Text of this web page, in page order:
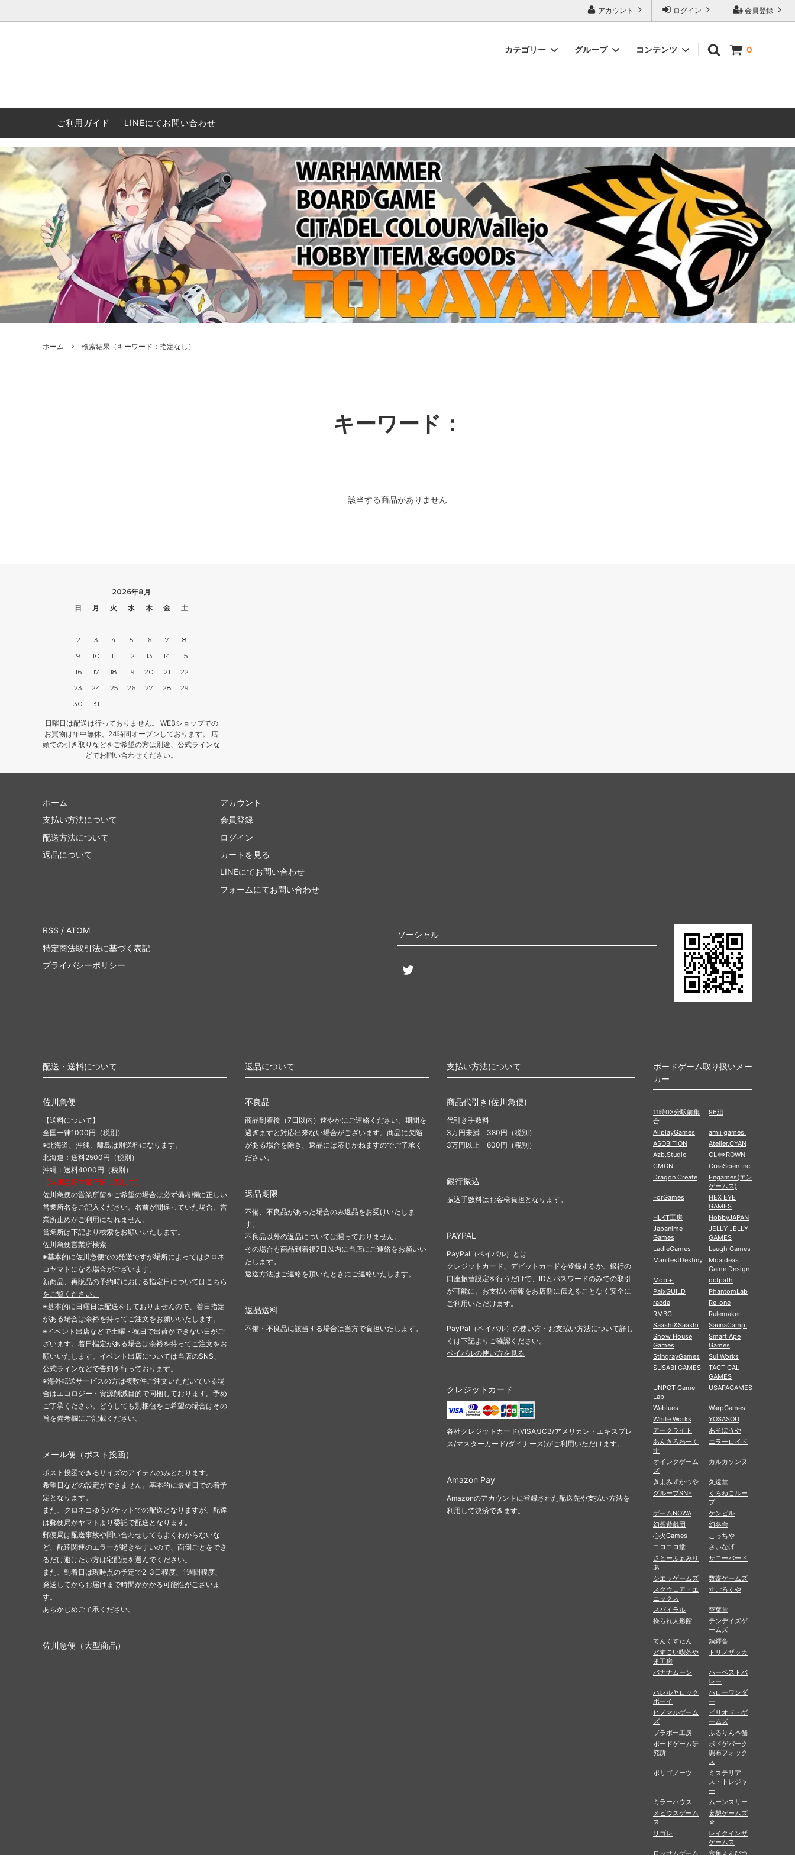
ウォーハンマー(40k/AoS)、ボードゲーム、シタデルカラーの正規プレミアムショップTORAYAMA。通販・オンラインショップです！ ウォーハンマーとボードゲームのことなら当店へ！ボードゲームもメジャーど
ころからインディーズまで何でも揃います！ 和歌山に実店舗あり。ゲームマーケット新作や週刊ウォーハンマー関連、サバゲー装備(実物)も豊富に取り扱い。 在庫品は即日発送対応可能！初心者向けのスターター
セットも充実。
会員登録
ログイン
アカウント
0
カテゴリー
ムンダ]
ウォーハンマー アンダーワールド ウォーハンマー ウォークライ ウォーハンマー オールドワールド
ウォーハンマー ブラッドボウル[Blood
ウォーハンマー・クエスト
ウォーハンマー ミドルアース(Middle-
earth™)
シタデルカラー・シタデルブランドアイ
テム
WARHAMME BLACK LIBRARY(ウォー
ハンマーブラックライブラリー)
GWS製ウォーハンマー関連グッツ(書籍
など)
週刊ウォーハンマー vallejo(ファレホ) Two Thin Coats
ガンダムアッセンブル関連品 ボードゲーム・カードゲーム カードスリーブ
ボードゲームグッツ(コンバットゲー
ジ・ダイストレイ・GWS以外のダイス
など)
ボードゲーム・ホビー関係書籍 ガンプラ プラモデル JOYTOY(ジョイトイ)
エアソフトガン
グループ
11版
Space Marine 2特集 GWSオンライン限定品 ウォーハンマーワールド製品 テレイン（ウォーハンマー情景モデル）
コンバットパトロール/スピアヘッド バトルフォース(40K/AOS) 勢力ダイス 40000で使えるヘレシーユニット
AOS各勢力永久呪文(エンドレススペル) ウォーハンマー40000 各勢力 デスウォッチ English
FLOST製アイテム MtOテレイン ミニチュア輸送用プロテクトケース シタデルカラーセット販売
週刊ウォーハンマー DSPIAE ARMORED CORE[アーマードコア] ボードゲーム予約受付中
ボードゲーム ゲームマーケット2024秋 ゲームマーケット2025秋 CMON JAPAN
エアソフトガン本体各種 escape from tarkov[タルコフ] スイス迷彩 TAZ90 世界の童話シリーズ
コンテンツ
予約品に関しての注意事項
アシェット刊行 週刊ウォーハンマー
コンバットパトロールの発売日リストと
週刊ウォーハンマーの発送について
ウォーハンマー40000 大会 2026 in
WAKAYAMA
ご利用ガイド LINEにてお問い合わせ
ホーム 検索結果（キーワード：指定なし）
キーワード：
該当する商品がありません
2026年8月
日
月 火 水 木 金
土
1
2
3 4 5 6 7
8
9
10 11 12 13 14
15
16
17 18 19 20 21
22
23
24 25 26 27 28
29
30
31
日曜日は配送は行っておりません。 WEBショップでの
お買物は年中無休、24時間オープンしております。 店
頭での引き取りなどをご希望の方は別途、公式ラインな
どでお問い合わせください。
ホーム
支払い方法について
配送方法について
返品について
アカウント
会員登録
ログイン
カートを見る
LINEにてお問い合わせ
フォームにてお問い合わせ
ソーシャル
RSS / ATOM
特定商法取引法に基づく表記
プライバシーポリシー
配送・送料について
佐川急便
【送料について】
全国一律1000円（税別）
※北海道、沖縄、離島は別送料になります。
北海道：送料2500円（税別）
沖縄：送料4000円（税別）
【佐川急便営業所留に関して】
佐川急便の営業所留をご希望の場合は必ず備考欄に正しい
営業所名をご記入ください。名前が間違っていた場合、営
業所止めがご利用になれません。
営業所は下記より検索をお願いいたします。
佐川急便営業所検索
※基本的に佐川急便での発送ですが場所によってはクロネ
コヤマトになる場合がございます。
新商品、再販品の予約時における指定日についてはこちら
をご覧ください。
※基本的に日曜日は配送をしておりませんので、着日指定
がある場合は余裕を持ってご注文をお願いいたします。
※イベント出店などで土曜・祝日で出荷ができない日がご
ざいます。着日指定がある場合は余裕を持ってご注文をお
願いいたします。イベント出店については当店のSNS、
公式ラインなどで告知を行っております。
※海外転送サービスの方は複数件ご注文いただいている場
合はエコロジー・資源削減目的で同梱しております。予め
ご了承ください。どうしても別梱包をご希望の場合はその
旨を備考欄にご記載ください。
メール便（ポスト投函）
ポスト投函できるサイズのアイテムのみとなります。
希望日などの設定ができません。基本的に最短日での着予
定となります。
また、クロネコゆうパケットでの配送となりますが、配達
は郵便局がヤマトより委託で配送となります。
郵便局は配送事故や問い合わせしてもよくわからないな
ど、配達関連のエラーが起きやすいので、面倒ごとをでき
るだけ避けたい方は宅配便を選んでください。
また、到着日は現時点の予定で2-3日程度、1週間程度、
発送してからお届けまで時間がかかる可能性がございま
す。
あらかじめご了承ください。
佐川急便（大型商品）
返品について
不良品
商品到着後（7日以内）速やかにご連絡ください。期間を
過ぎますと対応出来ない場合がございます。商品に欠陥
がある場合を除き、返品には応じかねますのでご了承く
ださい。
返品期限
不備、不良品があった場合のみ返品をお受けいたしま
す。
不良品以外の返品については賜っておりません。
その場合も商品到着後7日以内に当店にご連絡をお願いい
たします。
返送方法はご連絡を頂いたときにご連絡いたします。
返品送料
不備・不良品に該当する場合は当方で負担いたします。
支払い方法について
商品代引き(佐川急便)
代引き手数料
3万円未満 380円（税別）
3万円以上 600円（税別）
銀行振込
振込手数料はお客様負担となります。
PAYPAL
PayPal（ペイパル）とは
クレジットカード、デビットカードを登録するか、銀行の
口座振替設定を行うだけで、IDとパスワードのみでの取引
が可能に。お支払い情報をお店側に伝えることなく安全に
ご利用いただけます。
PayPal（ペイパル）の使い方・お支払い方法について詳し
くは下記よりご確認ください。
ペイパルの使い方を見る
クレジットカード
各社クレジットカード(VISA/JCB/アメリカン・エキスプレ
ス/マスターカード/ダイナース)がご利用いただけます。
Amazon Pay
Amazonのアカウントに登録された配送先や支払い方法を
利用して決済できます。
ボードゲーム取り扱いメー
カー
11時03分駅前集
合
96組
AllplayGames
amii games.
ASOBiTiON
Atelier.CYAN
Azb.Studio
CL⇔ROWN
CMON
CreaScien Inc
Dragon Create
Engames(エン
ゲームス)
ForGames
HEX EYE
GAMES
HLKT工房
HobbyJAPAN
Japanime
Games
JELLY JELLY
GAMES
LadleGames
Laugh Games
ManifestDestiny
Moaideas
Game Design
Mob＋
octpath
PaixGUILD
PhantomLab
racda
Re-one
RMBC
Rulemaker
Saashi&Saashi
SaunaCamp.
Show House
Games
Smart Ape
Games
StingrayGames
Sui Works
SUSABI GAMES
TACTICAL
GAMES
UNPOT Game
Lab
USAPAGAMES
Wablues
WarpGames
White Works
YOSASOU
アークライト
あそぼうや
あんきろわーく
す
エラーロイド
オインクゲーム
ズ
カルカソンヌ
きよみずかつや
久遠堂
グループSNE
くろねこルー
プ
ゲームNOWA
ケンビル
幻想遊戯団
幻冬舎
心火Games
こっちや
コロコロ堂
さいなげ
さとーふぁみり
あ
サニーバード
シエラゲームズ
数寄ゲームズ
スクウェア・エ
ニックス
すごろくや
スパイラル
空葉堂
操られ人形館
テンデイズゲ
ームズ
てんぐすたん
銅鐸舎
どすこい喫茶や
ま工房
トリノザッカ
バナナムーン
ハーベストバ
レー
ハレルヤロック
ボーイ
ハローワンダ
ー
ヒノマルゲーム
ズ
ピリオド・ゲ
ームズ
ブラボー工房
ふるりん本舗
ボードゲーム研
究所
ボドゲパーク
調布フォック
ス
ポリゴノーツ
ミステリア
ス・トレジャ
ー
ミラーハウス
ムーンスリー
メビウスゲーム
ス
妄想ゲームズ
☆
リゴレ
レイクインザ
ゲームス
ロッサムゲーム
六角えんぴつ